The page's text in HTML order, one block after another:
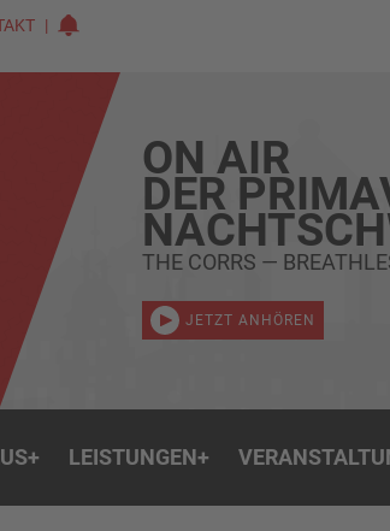
ON AIR
DER
THE CORRS —
JETZT ANHÖREN
+ LEISTUNGEN+